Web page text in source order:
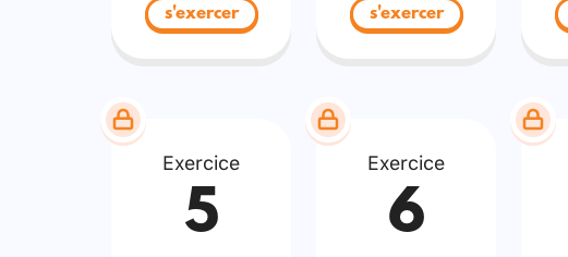
s'exercer s'exercer
Exercice
5
Exercice
6